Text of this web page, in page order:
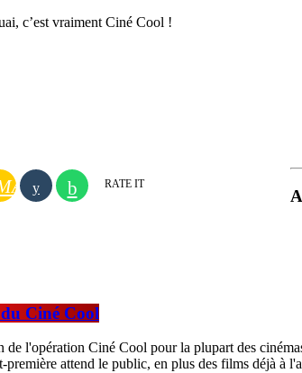
c’est vraiment Ciné Cool !
RATE IT
Ciné Cool
de l'opération Ciné Cool pour la plupart des
première attend le public, en plus des films déjà